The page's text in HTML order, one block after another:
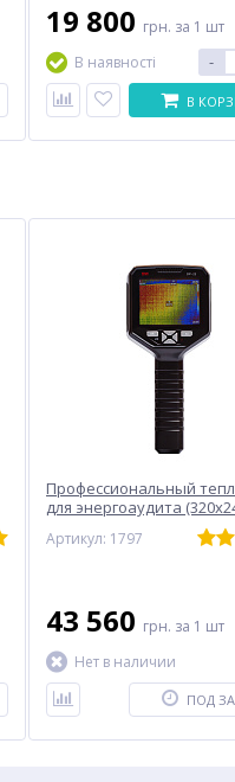
19 800 грн. за 1 шт
В наявності
-
В
Профессиональный
для энергоаудита
Артикул: 1797
43 560 грн. за 1 шт
Нет в наличии
ПОД